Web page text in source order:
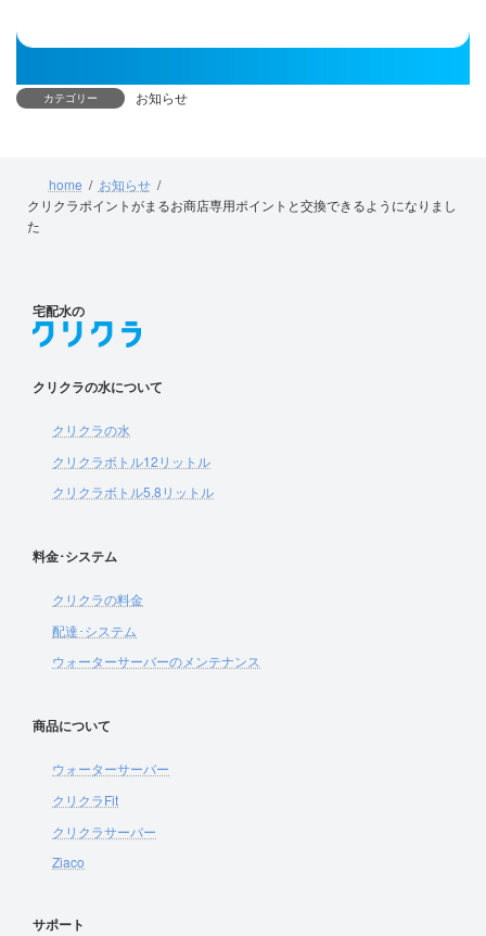
カテゴリー お知らせ
home
お知らせ
クリクラポイントがまるお商店専用ポイントと交換できるようになりまし
た
宅配水の
クリクラの水について
クリクラの水
クリクラボトル12リットル
クリクラボトル5.8リットル
料金･システム
クリクラの料金
配達･システム
ウォーターサーバーのメンテナンス
商品について
ウォーターサーバー
クリクラFit
クリクラサーバー
Ziaco
サポート